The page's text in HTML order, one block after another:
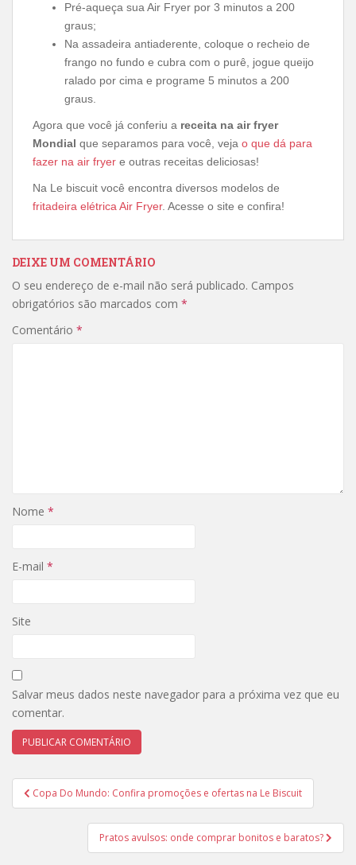
Pré-aqueça sua Air Fryer por 3 minutos a 200
graus;
Na assadeira antiaderente, coloque o recheio de
frango no fundo e cubra com o purê, jogue queijo
ralado por cima e programe 5 minutos a 200
graus.
Agora que você já conferiu a receita na air fryer
Mondial que separamos para você, veja o que dá para
fazer na air fryer e outras receitas deliciosas!
Na Le biscuit você encontra diversos modelos de
fritadeira elétrica Air Fryer. Acesse o site e confira!
DEIXE UM COMENTÁRIO
O seu endereço de e-mail não será publicado. Campos
obrigatórios são marcados com *
Comentário *
Nome *
E-mail *
Site
Salvar meus dados neste navegador para a próxima vez que eu
comentar.
Navegação
de
Copa Do Mundo: Confira promoções e ofertas na Le Biscuit
Pratos avulsos: onde comprar bonitos e baratos?